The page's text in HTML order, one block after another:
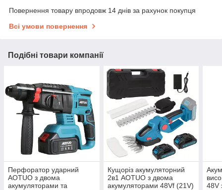
Повернення товару впродовж 14 днів за рахунок покупця
Всі умови повернення
Подібні товари компанії
Перфоратор ударний
AOTUO з двома
акумуляторами та
Кущоріз акумуляторний
2в1 AOTUO з двома
акумуляторами 48Vf (21V)
48V